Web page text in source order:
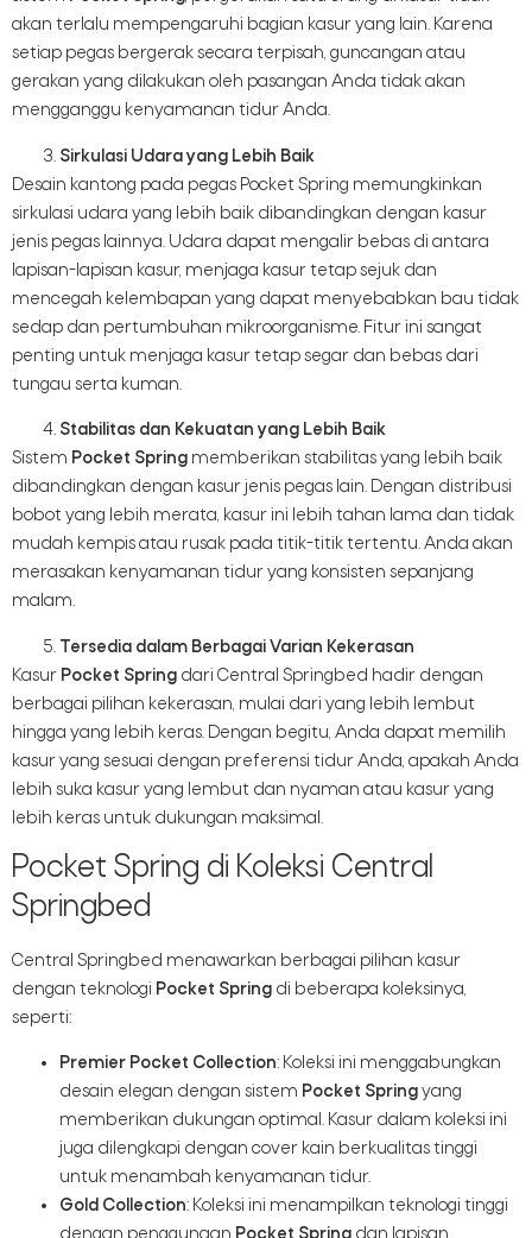
akan terlalu mempengaruhi bagian kasur yang lain. Karena
setiap pegas bergerak secara terpisah, guncangan atau
gerakan yang dilakukan oleh pasangan Anda tidak akan
mengganggu kenyamanan tidur Anda.
Sirkulasi Udara yang Lebih Baik
Desain kantong pada pegas Pocket Spring memungkinkan
sirkulasi udara yang lebih baik dibandingkan dengan kasur
jenis pegas lainnya. Udara dapat mengalir bebas di antara
lapisan-lapisan kasur, menjaga kasur tetap sejuk dan
mencegah kelembapan yang dapat menyebabkan bau tidak
sedap dan pertumbuhan mikroorganisme. Fitur ini sangat
penting untuk menjaga kasur tetap segar dan bebas dari
tungau serta kuman.
Stabilitas dan Kekuatan yang Lebih Baik
Sistem Pocket Spring memberikan stabilitas yang lebih baik
dibandingkan dengan kasur jenis pegas lain. Dengan distribusi
bobot yang lebih merata, kasur ini lebih tahan lama dan tidak
mudah kempis atau rusak pada titik-titik tertentu. Anda akan
merasakan kenyamanan tidur yang konsisten sepanjang
malam.
Tersedia dalam Berbagai Varian Kekerasan
Kasur Pocket Spring dari Central Springbed hadir dengan
berbagai pilihan kekerasan, mulai dari yang lebih lembut
hingga yang lebih keras. Dengan begitu, Anda dapat memilih
kasur yang sesuai dengan preferensi tidur Anda, apakah Anda
lebih suka kasur yang lembut dan nyaman atau kasur yang
lebih keras untuk dukungan maksimal.
Pocket Spring di Koleksi Central
Springbed
Central Springbed menawarkan berbagai pilihan kasur
dengan teknologi Pocket Spring di beberapa koleksinya,
seperti:
Premier Pocket Collection: Koleksi ini menggabungkan
desain elegan dengan sistem Pocket Springyang
memberikan dukungan optimal. Kasur dalam koleksi ini
juga dilengkapi dengan cover kain berkualitas tinggi
untuk menambah kenyamanan tidur.
Gold Collection: Koleksi ini menampilkan teknologi tinggi